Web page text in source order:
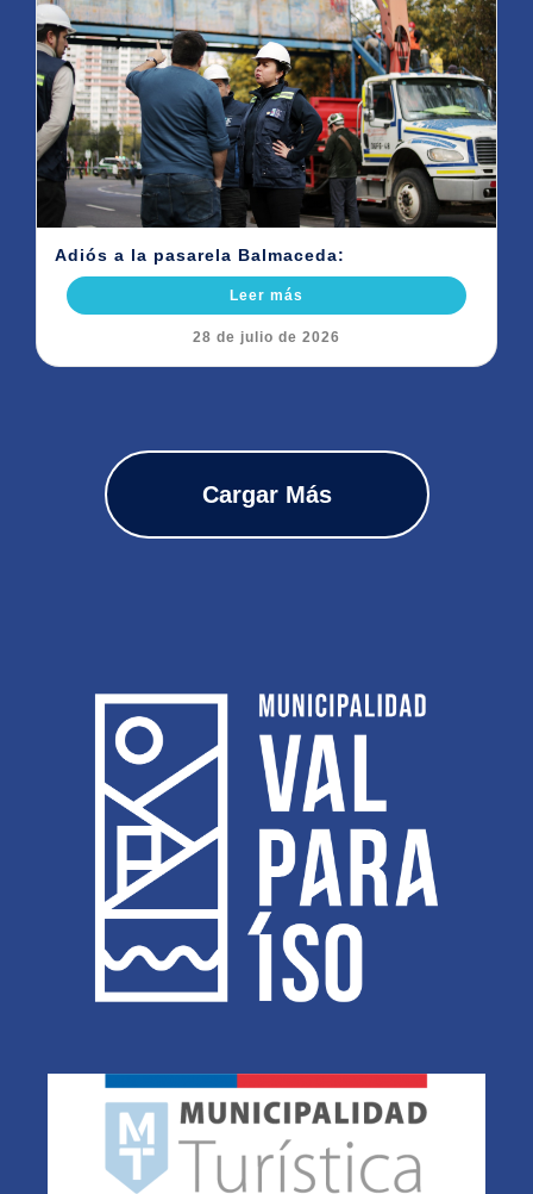
Adiós a la pasarela Balmaceda:
Leer más
28 de julio de 2026
Cargar Más